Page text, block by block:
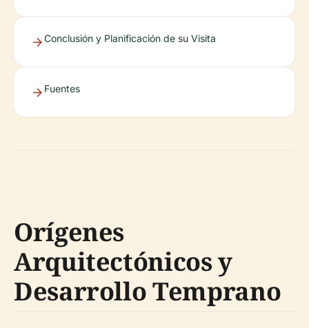
Conclusión y Planificación de su Visita
Fuentes
Orígenes
Arquitectónicos y
Desarrollo Temprano